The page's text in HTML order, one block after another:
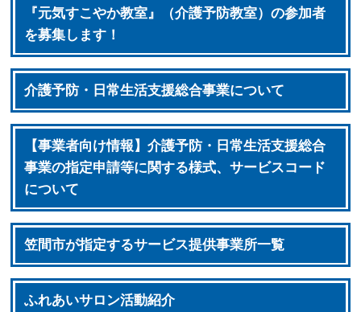
『元気すこやか教室』（介護予防教室）の参加者
を募集します！
介護予防・日常生活支援総合事業について
【事業者向け情報】介護予防・日常生活支援総合
事業の指定申請等に関する様式、サービスコード
について
笠間市が指定するサービス提供事業所一覧
ふれあいサロン活動紹介